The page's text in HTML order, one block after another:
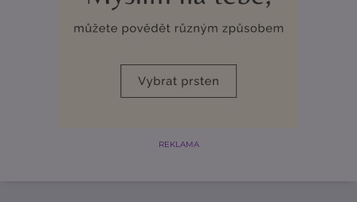
REKLAMA